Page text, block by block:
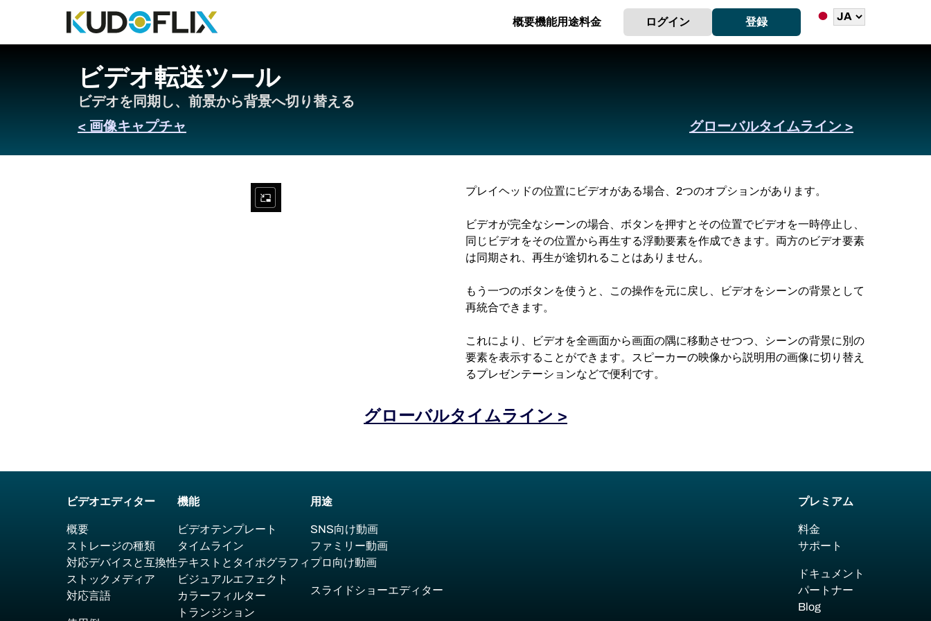
概要機能用途料金 ログイン 登録
ビデオ転送ツール
ビデオを同期し、前景から背景へ切り替える
< 画像キャプチャ
グローバルタイムライン >
プレイヘッドの位置にビデオがある場合、2つのオプションがあります。
ビデオが完全なシーンの場合、ボタンを押すとその位置でビデオを一時停止し、
同じビデオをその位置から再生する浮動要素を作成できます。両方のビデオ要素
は同期され、再生が途切れることはありません。
もう一つのボタンを使うと、この操作を元に戻し、ビデオをシーンの背景として
再統合できます。
これにより、ビデオを全画面から画面の隅に移動させつつ、シーンの背景に別の
要素を表示することができます。スピーカーの映像から説明用の画像に切り替え
るプレゼンテーションなどで便利です。
グローバルタイムライン >
ビデオエディター
概要
ストレージの種類
対応デバイスと互換性
ストックメディア
対応言語
機能
ビデオテンプレート
タイムライン
テキストとタイポグラフィ
ビジュアルエフェクト
カラーフィルター
トランジション
用途
SNS向け動画
ファミリー動画
プロ向け動画
スライドショーエディター
プレミアム
料金
サポート
ドキュメント
パートナー
Blog